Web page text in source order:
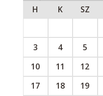
H K SZ
3
4 5
10
11 12
17
18 19